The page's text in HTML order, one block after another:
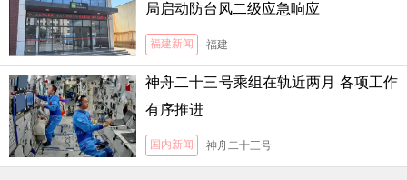
局启动防台风二级应急响应
福建新闻 福建
神舟二十三号乘组在轨近两月 各项工作
有序推进
国内新闻 神舟二十三号